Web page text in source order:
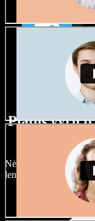
Platus vyrų
Nėra dviejų vienodų
lengvai juos